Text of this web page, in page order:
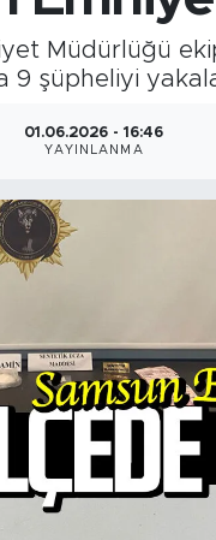
Müdürlüğü
9 şüpheliyi
01.06.2026 - 16:46
YAYINLANMA